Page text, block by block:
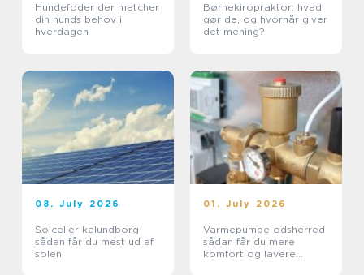
Hundefoder der matcher
din hunds behov i
hverdagen
Børnekiropraktor: hvad
gør de, og hvornår giver
det mening?
08. July 2026
Solceller kalundborg
sådan får du mest ud af
solen
01. July 2026
Varmepumpe odsherred
sådan får du mere
komfort og lavere